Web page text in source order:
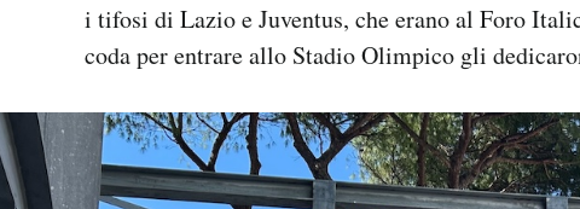
i tifosi di Lazio e Juventus, che erano al Foro
coda per entrare allo Stadio Olimpico gli